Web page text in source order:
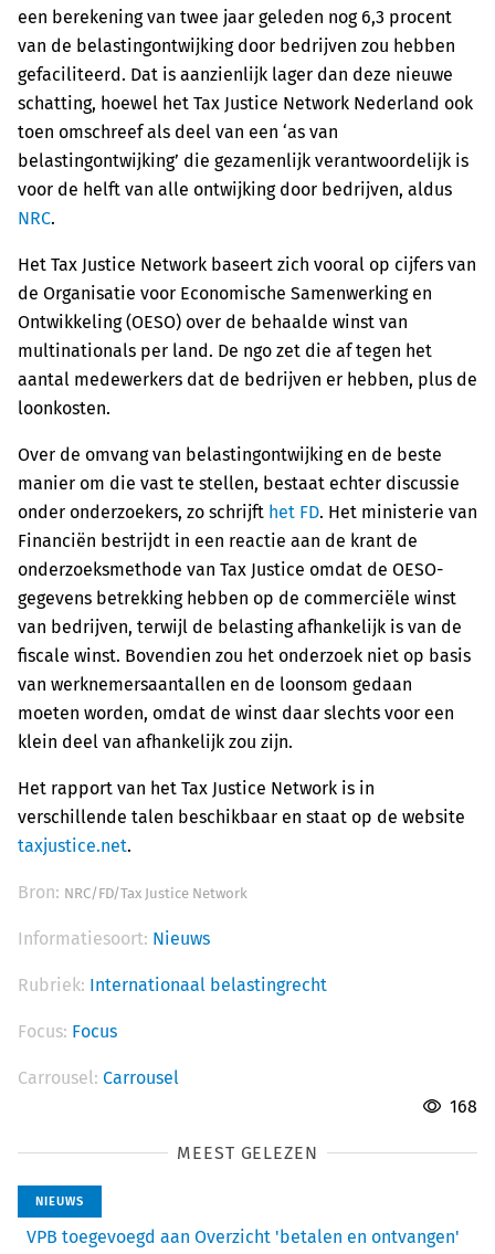
een berekening van twee jaar geleden nog 6,3 procent
van de belastingontwijking door bedrijven zou hebben
gefaciliteerd. Dat is aanzienlijk lager dan deze nieuwe
schatting, hoewel het Tax Justice Network Nederland ook
toen omschreef als deel van een ‘as van
belastingontwijking’ die gezamenlijk verantwoordelijk is
voor de helft van alle ontwijking door bedrijven, aldus
NRC.
Het Tax Justice Network baseert zich vooral op cijfers van
de Organisatie voor Economische Samenwerking en
Ontwikkeling (OESO) over de behaalde winst van
multinationals per land. De ngo zet die af tegen het
aantal medewerkers dat de bedrijven er hebben, plus de
loonkosten.
Over de omvang van belastingontwijking en de beste
manier om die vast te stellen, bestaat echter discussie
onder onderzoekers, zo schrijft het FD. Het ministerie van
Financiën bestrijdt in een reactie aan de krant de
onderzoeksmethode van Tax Justice omdat de OESO-
gegevens betrekking hebben op de commerciële winst
van bedrijven, terwijl de belasting afhankelijk is van de
fiscale winst. Bovendien zou het onderzoek niet op basis
van werknemersaantallen en de loonsom gedaan
moeten worden, omdat de winst daar slechts voor een
klein deel van afhankelijk zou zijn.
Het rapport van het Tax Justice Network is in
verschillende talen beschikbaar en staat op de website
taxjustice.net.
Bron: NRC/FD/Tax Justice Network
Informatiesoort: Nieuws
Rubriek: Internationaal belastingrecht
Focus: Focus
Carrousel: Carrousel
168
MEEST GELEZEN
NIEUWS
VPB toegevoegd aan Overzicht 'betalen en ontvangen'